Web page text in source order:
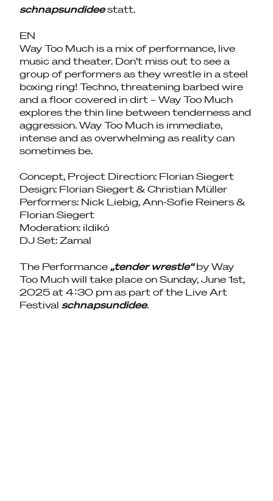
schnapsundideestatt.
EN
Way Too Much is a mix of performance, live
music and theater. Don’t miss out to see a
group of performers as they wrestle in a steel
boxing ring! Techno, threatening barbed wire
and a floor covered in dirt – Way Too Much
explores the thin line between tenderness and
aggression. Way Too Much is immediate,
intense and as overwhelming as reality can
sometimes be.
Concept, Project Direction: Florian Siegert
Design: Florian Siegert & Christian Müller
Performers: Nick Liebig, Ann-Sofie Reiners &
Florian Siegert
Moderation: ildikó
DJ Set: Zamal
The Performance „tender wrestle“by Way
Too Much will take place on Sunday, June 1st,
2025 at 4:30 pm as part of the Live Art
Festival schnapsundidee.